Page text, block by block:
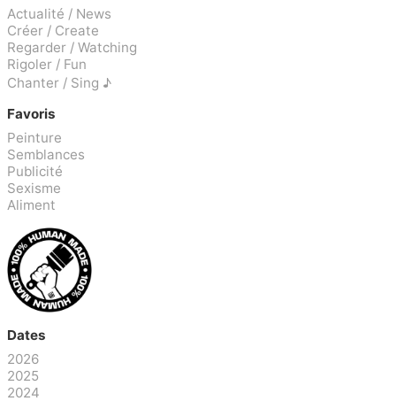
Actualité / News
Créer / Create
Regarder / Watching
Rigoler / Fun
Chanter / Sing ♪
Favoris
Peinture
Semblances
Publicité
Sexisme
Aliment
Dates
2026
2025
2024